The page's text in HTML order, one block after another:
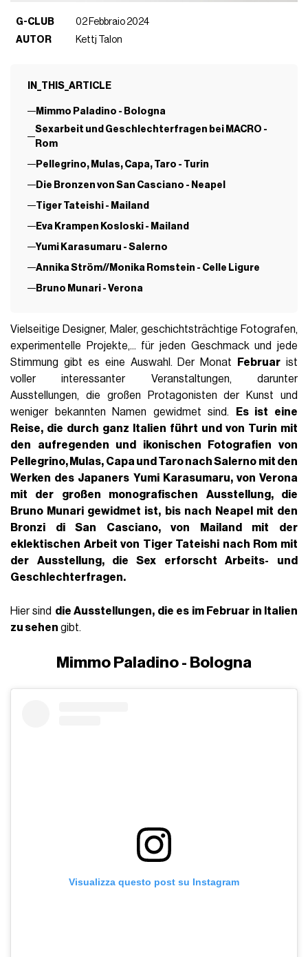
G-CLUB
02 Febbraio 2024
AUTOR
Kettj Talon
IN_THIS_ARTICLE
Mimmo Paladino - Bologna
Sexarbeit und Geschlechterfragen bei MACRO -
Rom
Pellegrino, Mulas, Capa, Taro - Turin
Die Bronzen von San Casciano - Neapel
Tiger Tateishi - Mailand
Eva Krampen Kosloski - Mailand
Yumi Karasumaru - Salerno
Annika Ström//Monika Romstein - Celle Ligure
Bruno Munari - Verona
Vielseitige Designer, Maler, geschichtsträchtige Fotografen,
experimentelle Projekte,... für jeden Geschmack und jede
Stimmung gibt es eine Auswahl. Der Monat
Februar ist
voller interessanter Veranstaltungen, darunter
Ausstellungen, die großen Protagonisten der Kunst und
weniger bekannten Namen gewidmet sind.
Es ist eine
Reise, die durch ganz Italien führt und von Turin mit
den aufregenden und ikonischen Fotografien von
Pellegrino, Mulas, Capa und Taronach Salerno mit den
Werken des Japaners Yumi Karasumaru, von Verona
mit der großen monografischen Ausstellung, die
Bruno Munari gewidmet ist, bis nach Neapel mit den
Bronzi di San Casciano, von Mailand mit der
eklektischen Arbeit von Tiger Tateishi nach Rom mit
der Ausstellung, die Sex erforscht Arbeits- und
Geschlechterfragen.
Hier sind die Ausstellungen, die es im Februar in Italien
zu sehen gibt.
Mimmo Paladino - Bologna
Visualizza questo post su Instagram